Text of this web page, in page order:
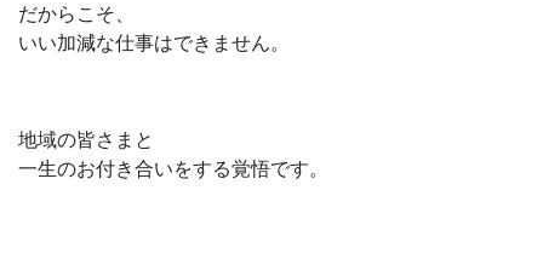
だからこそ、
いい加減な仕事はできません。
地域の皆さまと
一生のお付き合いをする覚悟です。